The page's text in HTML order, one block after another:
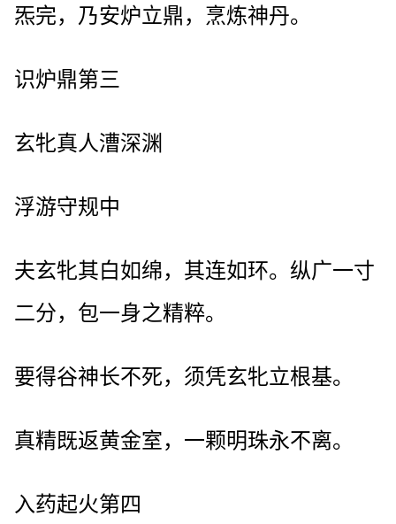
炁完，乃安炉立鼎，烹炼神丹。
识炉鼎第三
玄牝真人漕深渊
浮游守规中
夫玄牝其白如绵，其连如环。纵广一寸
二分，包一身之精粹。
要得谷神长不死，须凭玄牝立根基。
真精既返黄金室，一颗明珠永不离。
入药起火第四